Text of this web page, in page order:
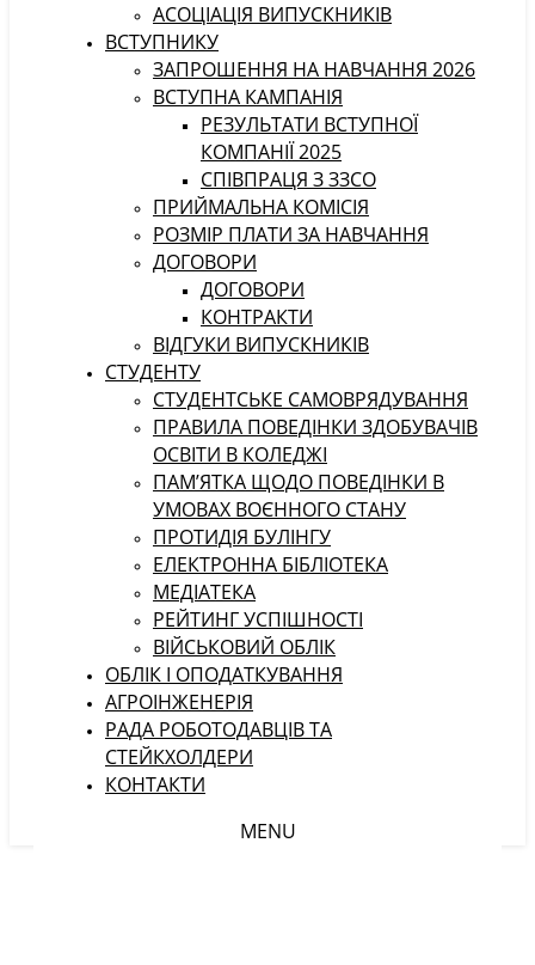
АСОЦІАЦІЯ ВИПУСКНИКІВ
ВСТУПНИКУ
ЗАПРОШЕННЯ НА НАВЧАННЯ 2026
ВСТУПНА КАМПАНІЯ
РЕЗУЛЬТАТИ ВСТУПНОЇ
КОМПАНІЇ 2025
СПІВПРАЦЯ З ЗЗСО
ПРИЙМАЛЬНА КОМІСІЯ
РОЗМІР ПЛАТИ ЗА НАВЧАННЯ
ДОГОВОРИ
ДОГОВОРИ
КОНТРАКТИ
ВІДГУКИ ВИПУСКНИКІВ
СТУДЕНТУ
CТУДЕНТСЬКЕ САМОВРЯДУВАННЯ
ПРАВИЛА ПОВЕДІНКИ ЗДОБУВАЧІВ
ОСВІТИ В КОЛЕДЖІ
ПАМ’ЯТКА ЩОДО ПОВЕДІНКИ В
УМОВАХ ВОЄННОГО СТАНУ
ПРОТИДІЯ БУЛІНГУ
ЕЛЕКТРОННА БІБЛІОТЕКА
МЕДІАТЕКА
РЕЙТИНГ УСПІШНОСТІ
ВІЙСЬКОВИЙ ОБЛІК
ОБЛІК І ОПОДАТКУВАННЯ
АГРОІНЖЕНЕРІЯ
РАДА РОБОТОДАВЦІВ ТА
СТЕЙКХОЛДЕРИ
КОНТАКТИ
MENU